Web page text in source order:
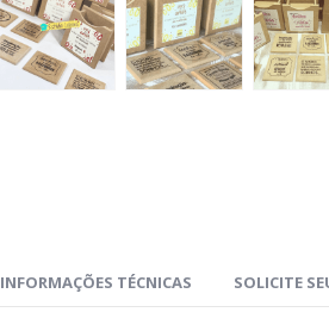
INFORMAÇÕES TÉCNICAS SOLICITE